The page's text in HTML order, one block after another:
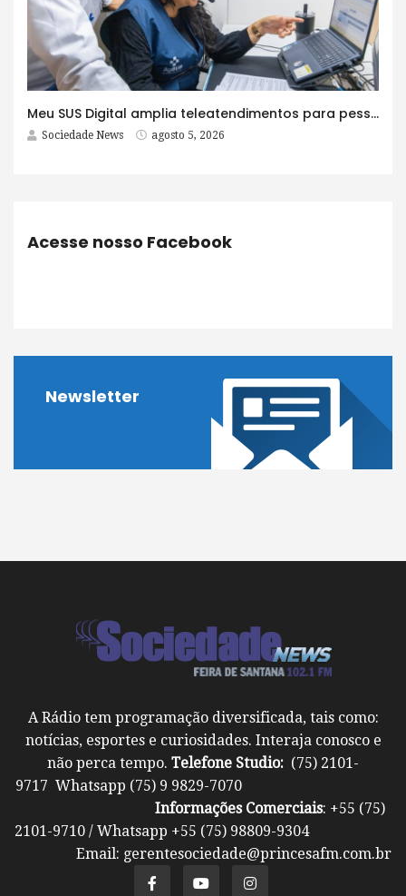
Meu SUS Digital amplia teleatendimentos para pessoas com problemas com jogos e apostas
Sociedade News agosto 5, 2026
Acesse nosso Facebook
Newsletter
A Rádio tem programação diversificada, tais como:
notícias, esportes e curiosidades. Interaja conosco e
não perca tempo. Telefone Studio: (75) 2101-
9717 Whatsapp (75) 9 9829-7070
Informações Comerciais: +55 (75)
2101-9710 / Whatsapp +55 (75) 98809-9304
Email: gerentesociedade@princesafm.com.br